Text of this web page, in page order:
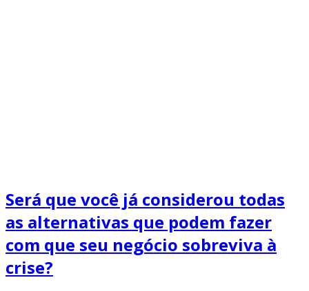
Será que você já considerou todas
as alternativas que podem fazer
com que seu negócio sobreviva à
crise?